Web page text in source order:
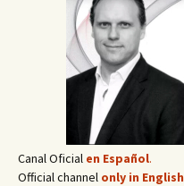
Canal Oficial en Español.
Official channel only in English